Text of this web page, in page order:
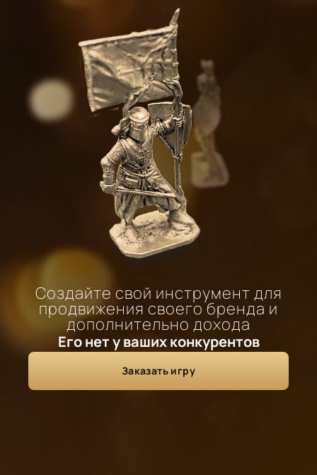
Создайте свой инструмент для
продвижения своего бренда и
дополнительно дохода
Его нет у ваших конкурентов
Заказать игру